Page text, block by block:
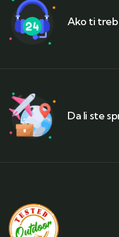
Ako ti
Da li ste